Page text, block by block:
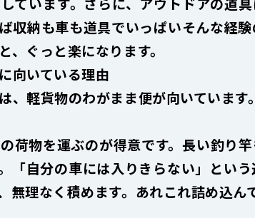
収納も車も道具でいっぱい――そんな経
、ぐっと楽になります。
向いている理由
、軽貨物のわがまま便が向いています
荷物を運ぶのが得意です。長い釣り
「自分の車には入りきらない」とい
無理なく積めます。あれこれ詰め込ん